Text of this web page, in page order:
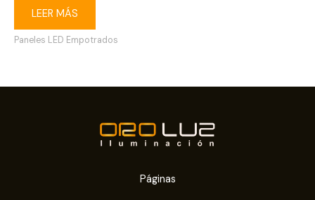
LEER MÁS
Paneles LED Empotrados
Páginas